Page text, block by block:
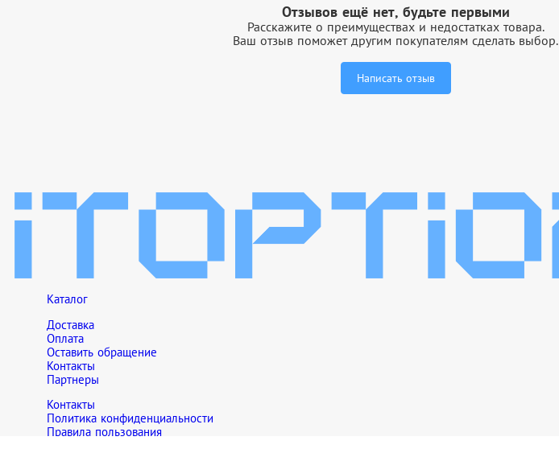
Отзывов ещё нет, будьте первыми
Расскажите о преимуществах и недостатках товара.
Ваш отзыв поможет другим покупателям сделать выбор.
Написать отзыв
Каталог
Доставка
Оплата
Оставить обращение
Контакты
Партнеры
Контакты
Политика конфиденциальности
Правила пользования